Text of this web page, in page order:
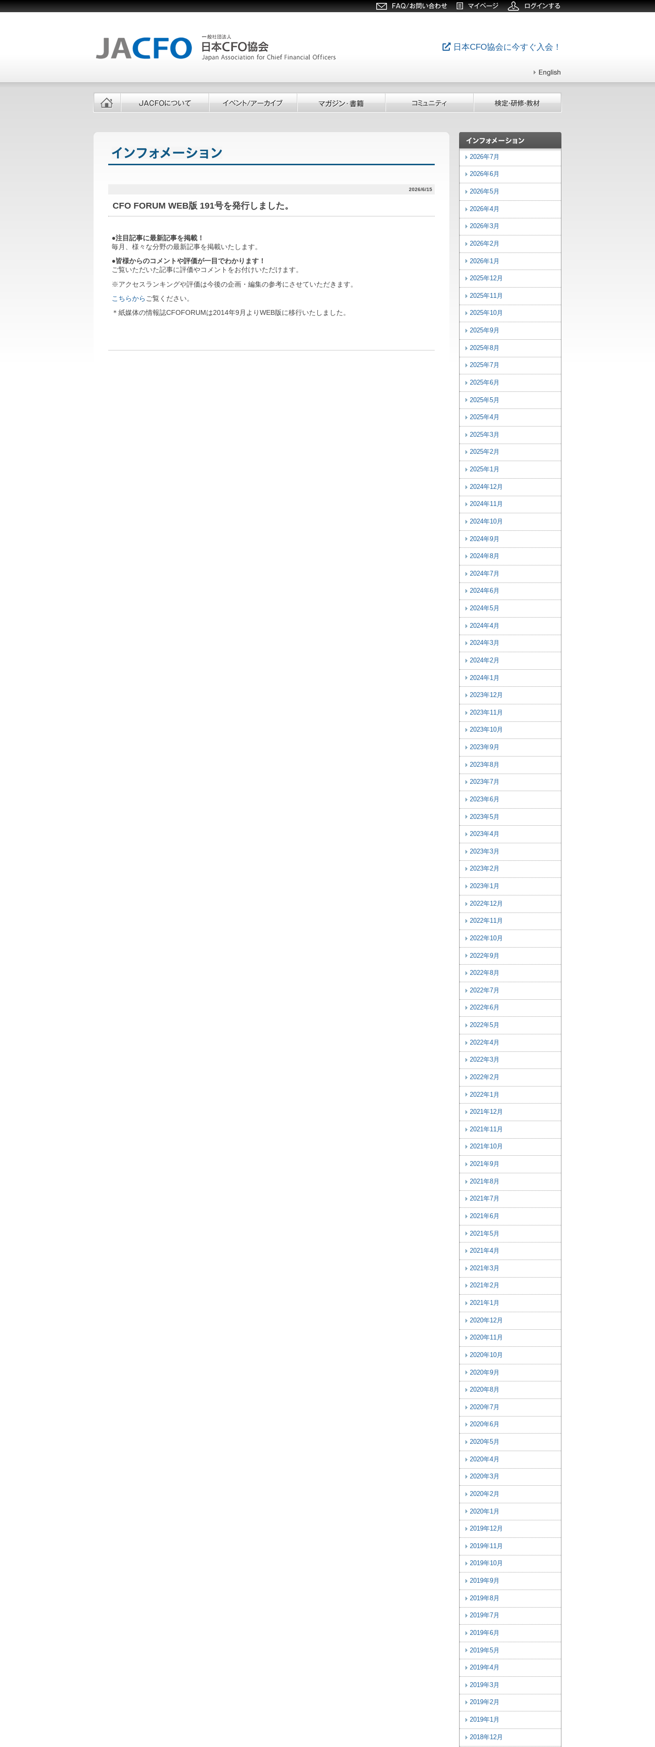
日本CFO協会に今すぐ入会！
2026/6/15
CFO FORUM WEB版 191号を発行しました。
●注目記事に最新記事を掲載！
毎月、様々な分野の最新記事を掲載いたします。
●皆様からのコメントや評価が一目でわかります！
ご覧いただいた記事に評価やコメントをお付けいただけます。
※アクセスランキングや評価は今後の企画・編集の参考にさせていただきます。
こちらから ご覧ください。
＊紙媒体の情報誌CFOFORUMは2014年9月よりWEB版に移行いたしました。
2026年7月
2026年6月
2026年5月
2026年4月
2026年3月
2026年2月
2026年1月
2025年12月
2025年11月
2025年10月
2025年9月
2025年8月
2025年7月
2025年6月
2025年5月
2025年4月
2025年3月
2025年2月
2025年1月
2024年12月
2024年11月
2024年10月
2024年9月
2024年8月
2024年7月
2024年6月
2024年5月
2024年4月
2024年3月
2024年2月
2024年1月
2023年12月
2023年11月
2023年10月
2023年9月
2023年8月
2023年7月
2023年6月
2023年5月
2023年4月
2023年3月
2023年2月
2023年1月
2022年12月
2022年11月
2022年10月
2022年9月
2022年8月
2022年7月
2022年6月
2022年5月
2022年4月
2022年3月
2022年2月
2022年1月
2021年12月
2021年11月
2021年10月
2021年9月
2021年8月
2021年7月
2021年6月
2021年5月
2021年4月
2021年3月
2021年2月
2021年1月
2020年12月
2020年11月
2020年10月
2020年9月
2020年8月
2020年7月
2020年6月
2020年5月
2020年4月
2020年3月
2020年2月
2020年1月
2019年12月
2019年11月
2019年10月
2019年9月
2019年8月
2019年7月
2019年6月
2019年5月
2019年4月
2019年3月
2019年2月
2019年1月
2018年12月